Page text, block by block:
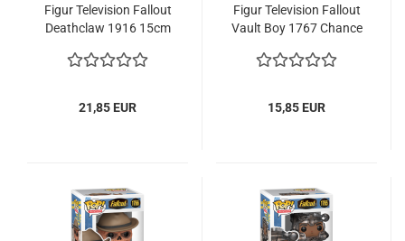
Figur Te­le­vi­si­on Fall­out
Dea­th­claw 1916 15cm
21,85 EUR
Figur Te­le­vi­si­on Fall­out
Vault Boy 1767 Chan­ce
15,85 EUR